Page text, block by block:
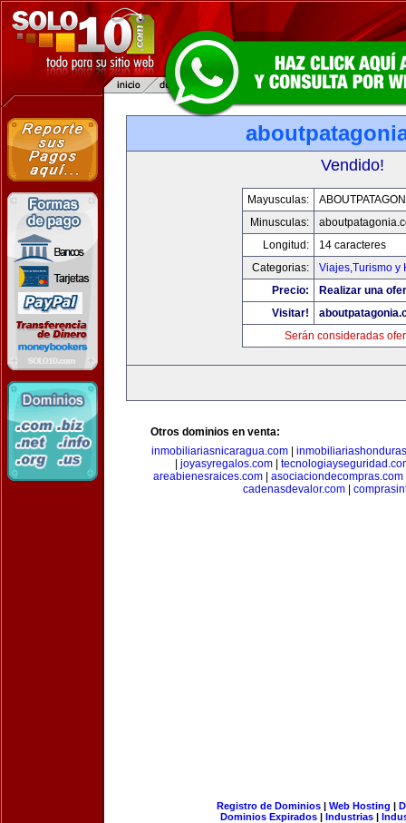
Vendido!
Mayusculas:
Minusculas:
Longitud:
14 caracteres
Categorias:
Viajes,Turismo y
Precio:
Realizar una
Visitar!
Serán consideradas
Otros dominios en venta:
inmobiliariasnicaragua.com|
joyasyregalos.com
areabienesraices.com| asociaciondecompras.com
cadenasdevalor.com
Registro de Dominios| Web Hosting |
Dominios Expirados | Industrias |